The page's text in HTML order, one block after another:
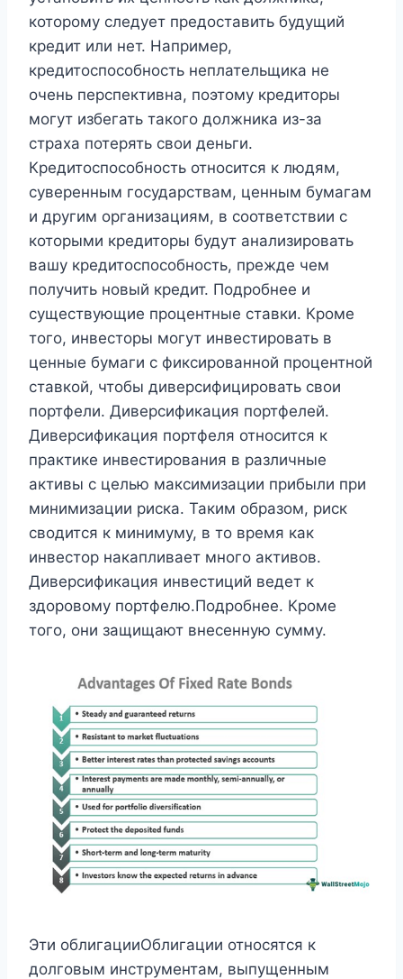
которому следует предоставить будущий
кредит или нет. Например,
кредитоспособность неплательщика не
очень перспективна, поэтому кредиторы
могут избегать такого должника из-за
страха потерять свои деньги.
Кредитоспособность относится к людям,
суверенным государствам, ценным бумагам
и другим организациям, в соответствии с
которыми кредиторы будут анализировать
вашу кредитоспособность, прежде чем
получить новый кредит. Подробнее и
существующие процентные ставки. Кроме
того, инвесторы могут инвестировать в
ценные бумаги с фиксированной процентной
ставкой, чтобы диверсифицировать свои
портфели. Диверсификация портфелей.
Диверсификация портфеля относится к
практике инвестирования в различные
активы с целью максимизации прибыли при
минимизации риска. Таким образом, риск
сводится к минимуму, в то время как
инвестор накапливает много активов.
Диверсификация инвестиций ведет к
здоровому портфелю.Подробнее. Кроме
того, они защищают внесенную сумму.
Эти облигацииОблигации относятся к
долговым инструментам, выпущенным